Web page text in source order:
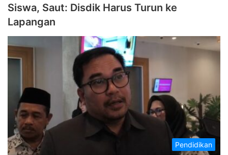
Siswa, Saut: Disdik Harus Turun ke
Lapangan
Pendidikan